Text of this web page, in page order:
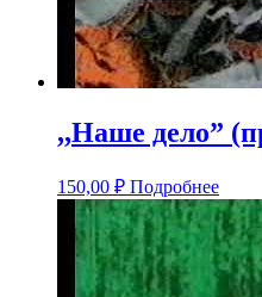
,,Наше дело”
150,00 ₽ Подробнее